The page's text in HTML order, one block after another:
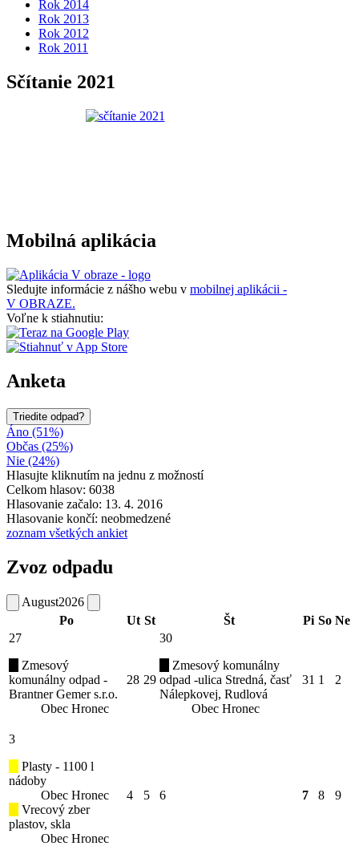
Rok 2014
Rok 2013
Rok 2012
Rok 2011
Sčítanie 2021
Mobilná aplikácia
Sledujte informácie z nášho webu v mobilnej aplikácii -
V OBRAZE.
Voľne k stiahnutiu:
Anketa
Triedite odpad?
Áno (51%)
Občas (25%)
Nie (24%)
Hlasujte kliknutím na jednu z možností
Celkom hlasov: 6038
Hlasovanie začalo: 13. 4. 2016
Hlasovanie končí: neobmedzené
zoznam všetkých ankiet
Zvoz odpadu
August2026
Po
Ut St Št Pi So Ne
27
Zmesový
komunálny odpad -
Brantner Gemer s.r.o.
Obec Hronec
28 29
30
Zmesový komunálny
odpad -ulica Stredná, časť
Nálepkovej, Rudlová
Obec Hronec
31 1 2
3
Plasty - 1100 l
nádoby
Obec Hronec
Vrecový zber
plastov, skla
Obec Hronec
4 5 6 7 8 9